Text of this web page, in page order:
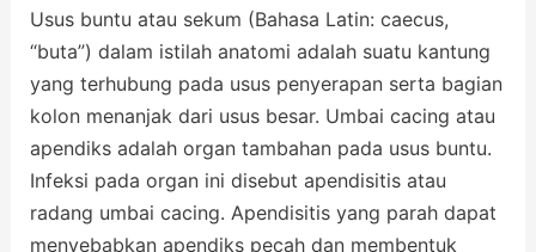
Usus buntu atau sekum (Bahasa Latin: caecus,
“buta”) dalam istilah anatomi adalah suatu kantung
yang terhubung pada usus penyerapan serta bagian
kolon menanjak dari usus besar. Umbai cacing atau
apendiks adalah organ tambahan pada usus buntu.
Infeksi pada organ ini disebut apendisitis atau
radang umbai cacing. Apendisitis yang parah dapat
menyebabkan apendiks pecah dan membentuk